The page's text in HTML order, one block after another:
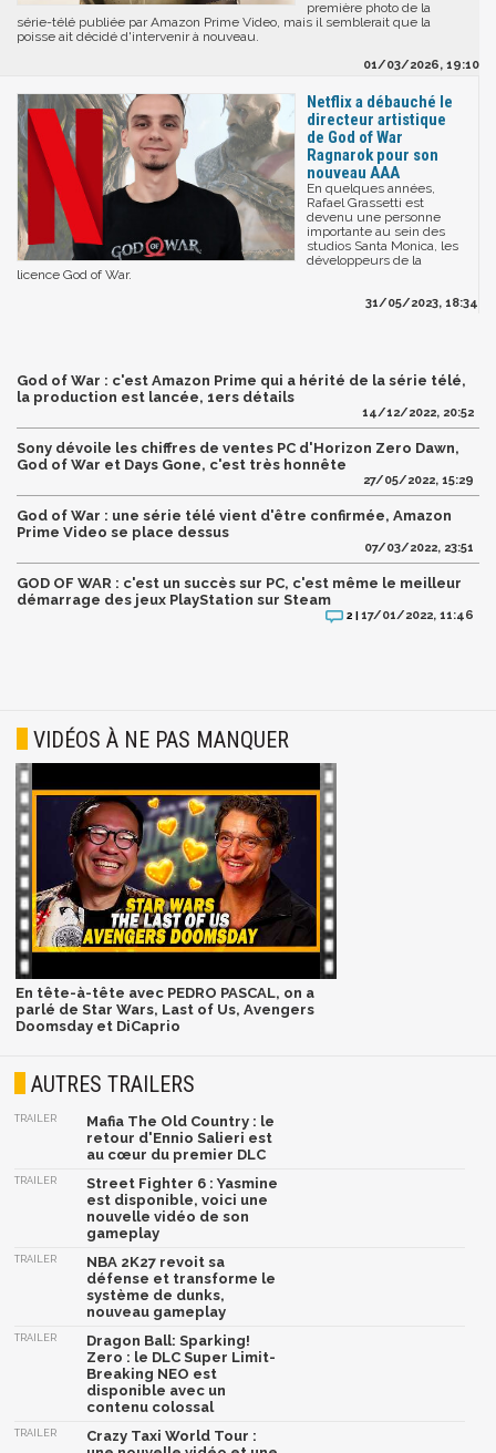
première photo de la
série-télé publiée par Amazon Prime Video, mais il semblerait que la
poisse ait décidé d'intervenir à nouveau.
01/03/2026, 19:10
Netflix a débauché le
directeur artistique
de God of War
Ragnarok pour son
nouveau AAA
En quelques années,
Rafael Grassetti est
devenu une personne
importante au sein des
studios Santa Monica, les
développeurs de la
licence God of War.
31/05/2023, 18:34
God of War : c'est Amazon Prime qui a hérité de la série télé,
la production est lancée, 1ers détails
14/12/2022, 20:52
Sony dévoile les chiffres de ventes PC d'Horizon Zero Dawn,
God of War et Days Gone, c'est très honnête
27/05/2022, 15:29
God of War : une série télé vient d'être confirmée, Amazon
Prime Video se place dessus
07/03/2022, 23:51
GOD OF WAR : c'est un succès sur PC, c'est même le meilleur
démarrage des jeux PlayStation sur Steam
2 | 17/01/2022, 11:46
VIDÉOS À NE PAS MANQUER
En tête-à-tête avec PEDRO PASCAL, on a
parlé de Star Wars, Last of Us, Avengers
Doomsday et DiCaprio
AUTRES TRAILERS
TRAILER
Mafia The Old Country : le
retour d'Ennio Salieri est
au cœur du premier DLC
TRAILER
Street Fighter 6 : Yasmine
est disponible, voici une
nouvelle vidéo de son
gameplay
TRAILER
NBA 2K27 revoit sa
défense et transforme le
système de dunks,
nouveau gameplay
TRAILER
Dragon Ball: Sparking!
Zero : le DLC Super Limit-
Breaking NEO est
disponible avec un
contenu colossal
TRAILER
Crazy Taxi World Tour :